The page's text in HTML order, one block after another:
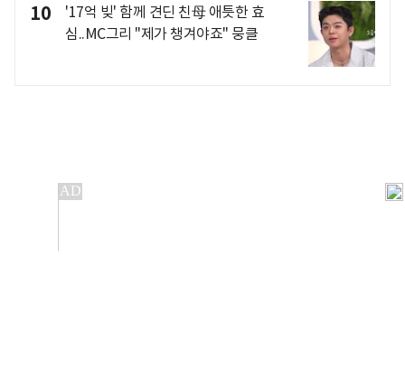
10
'17억 빚' 함께 견딘 친母 애틋한 효
심..MC그리 "제가 챙겨야죠" 뭉클